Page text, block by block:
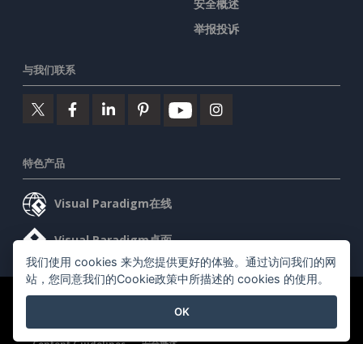
安全概述
举报投诉
与我们联系
特色产品
Visual Paradigm在线
Visual Paradigm桌面
我们使用 cookies 来为您提供更好的体验。通过访问我们的网
站，您同意我们的Cookie政策中所描述的 cookies 的使用。
OK